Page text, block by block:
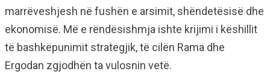
marrëveshjesh në fushën e arsimit, shëndetësisë dhe
ekonomisë. Më e rëndësishmja ishte krijimi i këshillit
të bashkëpunimit strategjik, të cilën Rama dhe
Ergodan zgjodhën ta vulosnin vetë.